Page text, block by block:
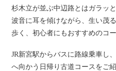
杉木立が並ぶ中辺路とはガラッ
波音に耳を傾けながら、生い茂
歩く、初心者にもおすすめのコー
JR新宮駅からバスに路線乗車し
へ向かう日帰り古道コースをご紹